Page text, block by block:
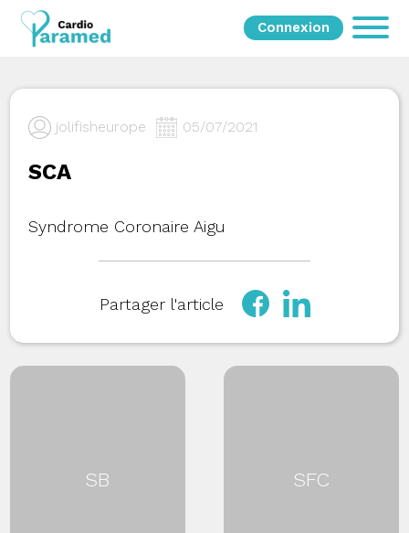
Connexion
jolifisheurope 05/07/2021
SCA
Syndrome Coronaire Aigu
Partager l'article
SB SFC